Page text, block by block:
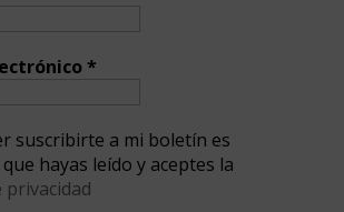
*
suscribirte a mi boletín es
hayas leído y aceptes la
privacidad